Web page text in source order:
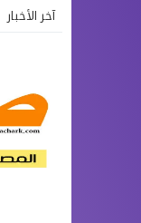
آخر الأخبار